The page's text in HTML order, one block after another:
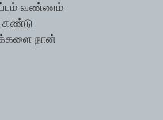
வண்ணம்
கண்டு
நான்